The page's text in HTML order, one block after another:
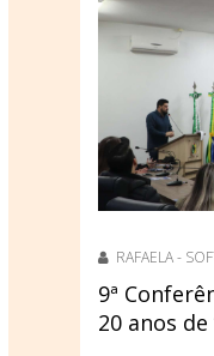
RAFAELA -
9ª
20 anos